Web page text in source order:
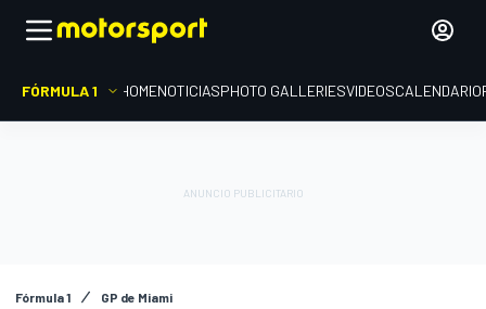
FÓRMULA 1 HOMENOTICIASPHOTO GALLERIESVIDEOSCALENDARIO
Fórmula 1 GP de Miami